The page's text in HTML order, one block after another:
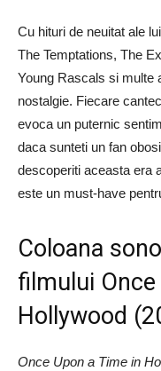
Cu hituri de neuitat ale
The Temptations, The
Young Rascals si multe
nostalgie. Fiecare
evoca un puternic
daca sunteti un fan
descoperiti aceasta era
este un must-have
Coloana
filmului
Hollywood
Once Upon a Time in